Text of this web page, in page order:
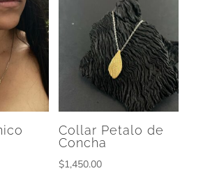
Collar Petalo de
Concha
$1,450.00